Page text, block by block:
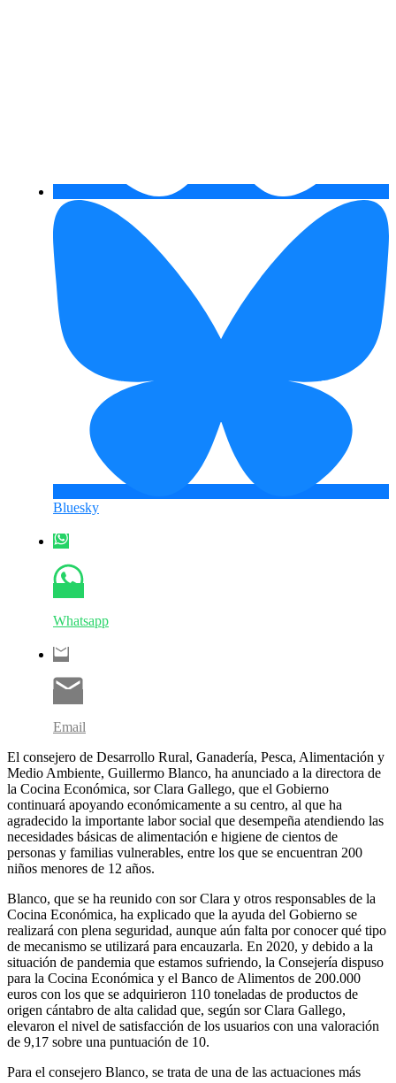
Bluesky
Whatsapp
Email
El consejero de Desarrollo Rural, Ganadería, Pesca, Alimentación y
Medio Ambiente, Guillermo Blanco, ha anunciado a la directora de
la Cocina Económica, sor Clara Gallego, que el Gobierno
continuará apoyando económicamente a su centro, al que ha
agradecido la importante labor social que desempeña atendiendo las
necesidades básicas de alimentación e higiene de cientos de
personas y familias vulnerables, entre los que se encuentran 200
niños menores de 12 años.
Blanco, que se ha reunido con sor Clara y otros responsables de la
Cocina Económica, ha explicado que la ayuda del Gobierno se
realizará con plena seguridad, aunque aún falta por conocer qué tipo
de mecanismo se utilizará para encauzarla. En 2020, y debido a la
situación de pandemia que estamos sufriendo, la Consejería dispuso
para la Cocina Económica y el Banco de Alimentos de 200.000
euros con los que se adquirieron 110 toneladas de productos de
origen cántabro de alta calidad que, según sor Clara Gallego,
elevaron el nivel de satisfacción de los usuarios con una valoración
de 9,17 sobre una puntuación de 10.
Para el consejero Blanco, se trata de una de las actuaciones más